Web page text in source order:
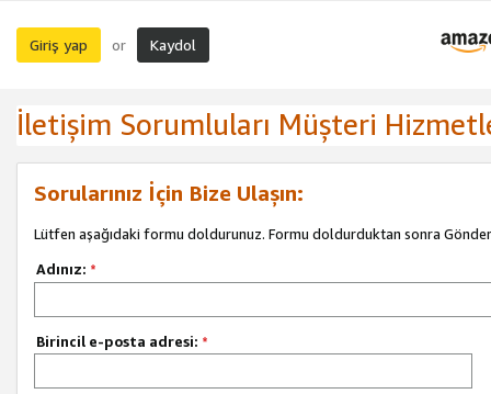
Giriş yap or Kaydol
İletişim Sorumluları Müşteri
Sorularınız İçin Bize Ulaşın:
Lütfen aşağıdaki formu doldurunuz. Formu doldurduktan sonra Gönder
Adınız: *
Birincil e-posta adresi: *